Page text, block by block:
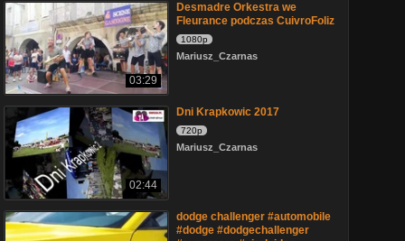
03:29
Desmadre Orkestra we
Fleurance podczas CuivroFoliz
1080p
Mariusz_Czarnas
02:44
Dni Krapkowic 2017
720p
Mariusz_Czarnas
dodge challenger #automobile
#dodge #dodgechallenger